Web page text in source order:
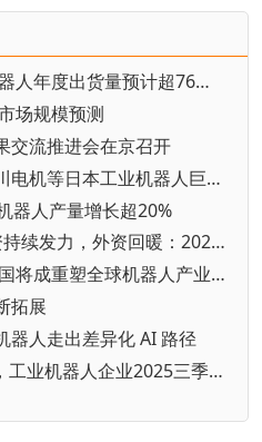
▪ 到2030年，全球工业机器人年度出货量预计超76万台
场规模预测
交流推进会在京召开
▪ 英伟达正与发那科、安川电机等日本工业机器人巨头开展AI合作
器人产量增长超20%
▪ Q3同比增长7.3%！内资持续发力，外资回暖：2025年前三季度中国工业机器人市场的暗战格局
▪ 工业机器人快速增长 中国将成重塑全球机器人产业格局重要变量
拓展
器人走出差异化 AI 路径
▪ 利润同比暴增232.35%，工业机器人企业2025三季度业绩出炉！